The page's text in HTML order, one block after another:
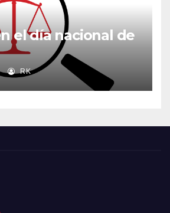
el día nacional de
RK